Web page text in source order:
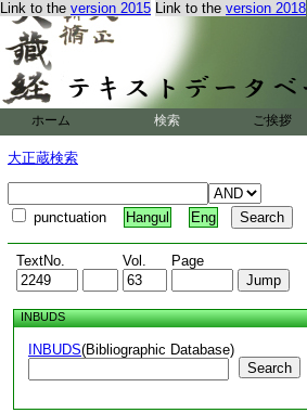
Link to the version 2015 Link to the version 2018
ホーム 検索 ご挨拶
大正蔵検索
punctuation Hangul Eng
TextNo. Vol. Page
INBUDS
INBUDS(Bibliographic Database)
Search